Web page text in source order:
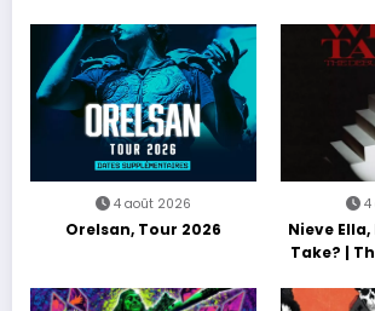
4 août 2026
Orelsan, Tour 2026
4
Nieve
Take? |